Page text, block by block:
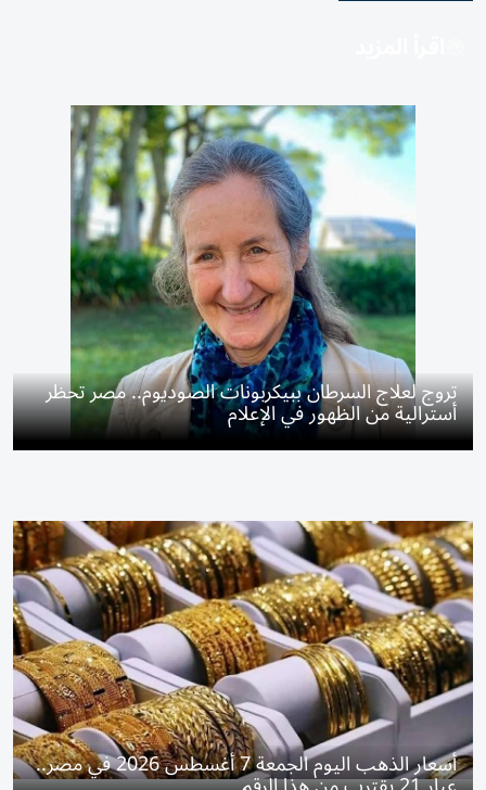
تروج لعلاج السرطان ببيكربونات الصوديوم.. مصر تحظر
أسترالية من الظهور في الإعلام
أسعار الذهب اليوم الجمعة 7 أغسطس 2026 في مصر..